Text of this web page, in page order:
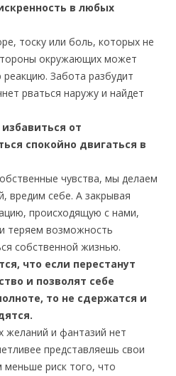
в любых
тоску или боль, которых не
окружающих может
Забота разбудит
рваться наружу и найдет
от
спокойно двигаться в
чувства, мы делаем
вредим себе. А закрывая
происходящую с нами,
теряем возможность
собственной жизнью.
что если перестанут
и позволят себе
то не сдержатся и
желаний и фантазий нет
представляешь свои
меньше риск того, что